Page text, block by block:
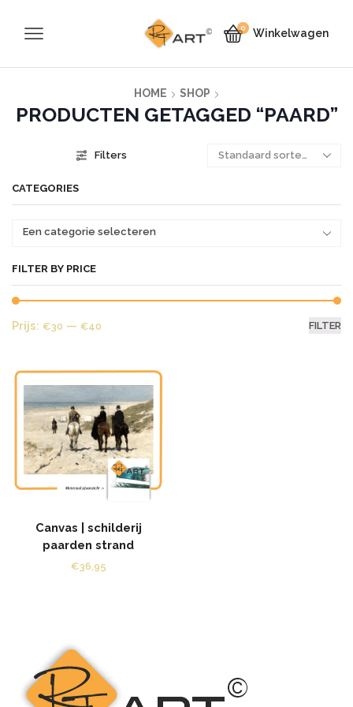
0 Winkelwagen
HOME SHOP
PRODUCTEN GETAGGED “PAARD”
Filters
CATEGORIES
Een categorie selecteren
FILTER BY PRICE
FILTER
Prijs: €30 — €40
Canvas | schilderij
paarden strand
€36,95